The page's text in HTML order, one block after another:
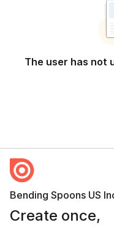
The user has not
Bending Spoons US
Create once,